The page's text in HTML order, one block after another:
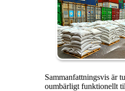
Sammanfattningsvis är
oumbärligt funktionellt